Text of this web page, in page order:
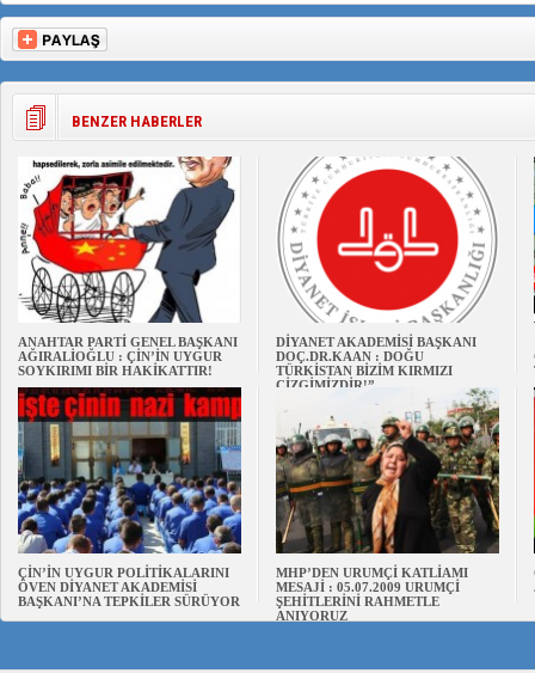
BENZER HABERLER
ANAHTAR PARTİ GENEL BAŞKANI
AĞIRALİOĞLU : ÇİN’İN UYGUR
SOYKIRIMI BİR HAKİKATTIR!
DİYANET AKADEMİSİ BAŞKANI
DOÇ.DR.KAAN : DOĞU
TÜRKİSTAN BİZİM KIRMIZI
ÇİZGİMİZDİR!”
ÇİN’İN UYGUR POLİTİKALARINI
ÖVEN DİYANET AKADEMİSİ
BAŞKANI’NA TEPKİLER SÜRÜYOR
MHP’DEN URUMÇİ KATLİAMI
MESAJİ : 05.07.2009 URUMÇİ
ŞEHİTLERİNİ RAHMETLE
ANIYORUZ